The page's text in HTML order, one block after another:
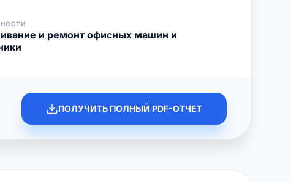
и ремонт офисных машин и
ПОЛУЧИТЬ ПОЛНЫЙ PDF-ОТЧЕТ